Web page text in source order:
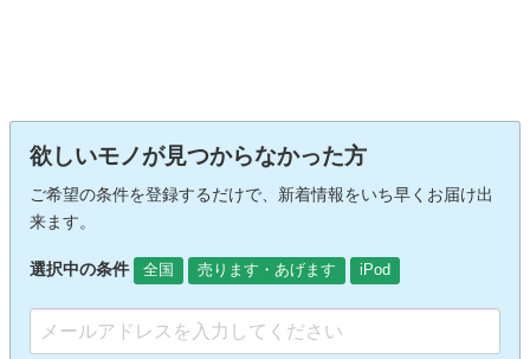
欲しいモノが見つからなかった方
ご希望の条件を登録するだけで、新着情報をいち早くお届け出
来ます。
選択中の条件 全国 売ります・あげます iPod